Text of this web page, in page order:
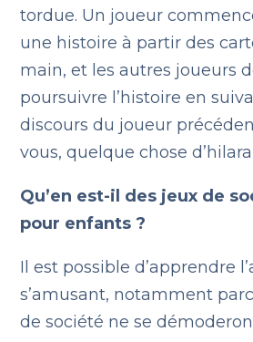
tordue. Un joueur
une histoire à partir des
main, et les autres joueurs
poursuivre l’histoire en
discours du joueur
vous, quelque chose
Qu’en est-il des jeux de
pour enfants ?
Il est possible d’apprendre
s’amusant, notamment
de société ne se